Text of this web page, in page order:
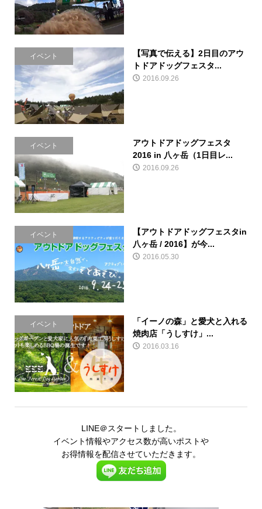
イベント
【写真で伝える】2日目のアウ
トドアドッグフェスタ...
2016.09.26
イベント
アウトドアドッグフェスタ
2016 in 八ヶ岳（1日目レ...
2016.09.26
イベント
【アウトドアドッグフェスタin
八ヶ岳 / 2016】が今...
2016.05.30
イベント
「イーノの森」と愛犬と入れる
焼肉店「うしすけ」...
2016.03.16
LINE＠スタートしました。
イベント情報やアクセス数が高いポストや
お得情報を配信させていただきます。